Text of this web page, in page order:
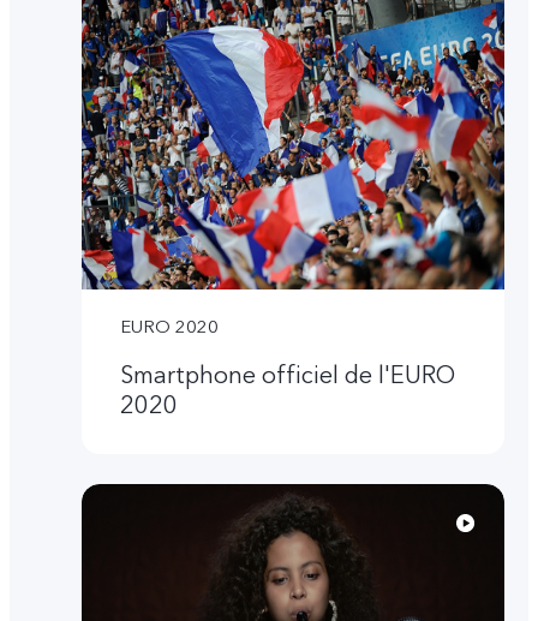
EURO 2020
Smartphone officiel de l'EURO
2020